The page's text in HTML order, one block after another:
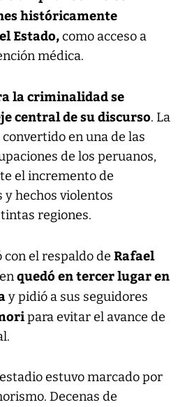
históricamente
Estado,como acceso a
médica.
la criminalidad se
central de su discurso. La
en una de las
de los peruanos,
el incremento de
y hechos violentos
regiones.
el respaldo de Rafael
quedó en tercer lugar en
y pidió a sus seguidores
para evitar el avance de
estuvo marcado por
Decenas de